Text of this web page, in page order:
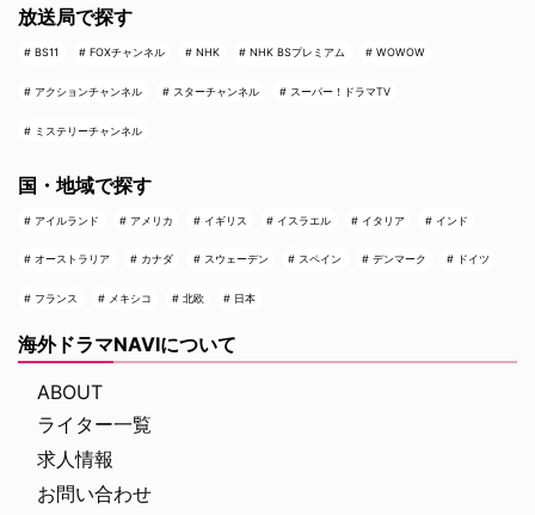
放送局で探す
BS11 FOXチャンネル NHK NHK BSプレミアム WOWOW
アクションチャンネル スターチャンネル スーパー！ドラマTV
ミステリーチャンネル
国・地域で探す
アイルランド アメリカ イギリス イスラエル イタリア インド
オーストラリア カナダ スウェーデン スペイン デンマーク ドイツ
フランス メキシコ 北欧 日本
海外ドラマNAVIについて
ABOUT
ライター一覧
求人情報
お問い合わせ